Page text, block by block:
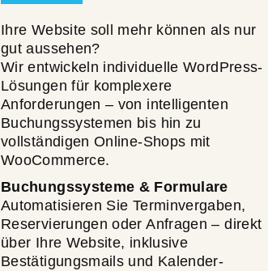
Ihre Website soll mehr können als nur
gut aussehen?
Wir entwickeln individuelle WordPress-
Lösungen für komplexere
Anforderungen – von intelligenten
Buchungssystemen bis hin zu
vollständigen Online-Shops mit
WooCommerce.
Buchungssysteme & Formulare
Automatisieren Sie Terminvergaben,
Reservierungen oder Anfragen – direkt
über Ihre Website, inklusive
Bestätigungsmails und Kalender-